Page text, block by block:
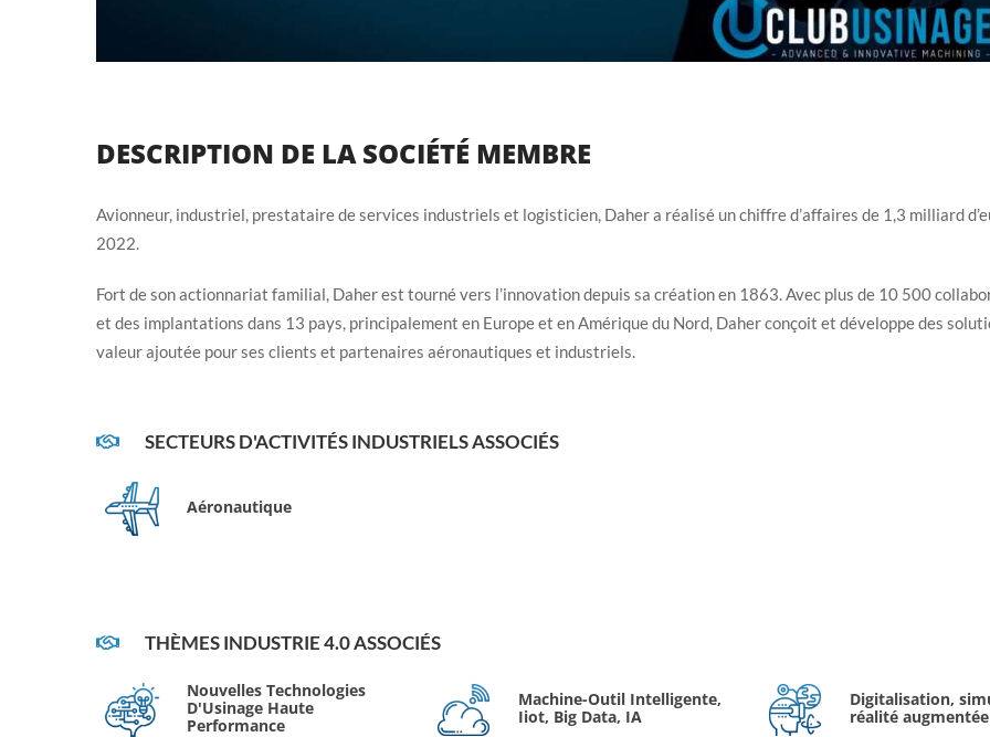
DESCRIPTION DE LA SOCIÉTÉ MEMBRE
Avionneur, industriel, prestataire de services industriels et logisticien, Daher a réalisé un chiffre d’affaires de 1,3 milliard
2022.
Fort de son actionnariat familial, Daher est tourné vers l’innovation depuis sa création en 1863. Avec plus de 10 500
et des implantations dans 13 pays, principalement en Europe et en Amérique du Nord, Daher conçoit et développe des
valeur ajoutée pour ses clients et partenaires aéronautiques et industriels.
SECTEURS D'ACTIVITÉS INDUSTRIELS ASSOCIÉS
Aéronautique
THÈMES INDUSTRIE 4.0 ASSOCIÉS
Nouvelles Technologies
D'Usinage Haute
Performance
Machine-Outil Intelligente,
Iiot, Big Data, IA
Digitalisation,
réalité augmentée